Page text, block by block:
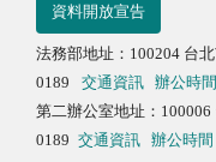
資料開放宣告
法務部地址：100204 台
0189
交通資訊
辦公時間
第二辦公室地址：
0189 交通資訊 辦公時間